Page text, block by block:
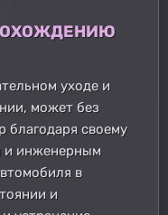
уходе и
может без
благодаря своему
и инженерным
в
и